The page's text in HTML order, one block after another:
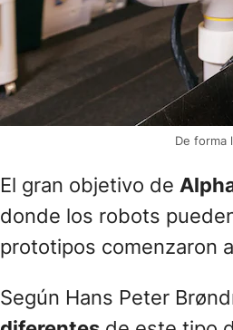
De forma
El gran objetivo de
donde los robots
prototipos comenzaron a
Según Hans Peter